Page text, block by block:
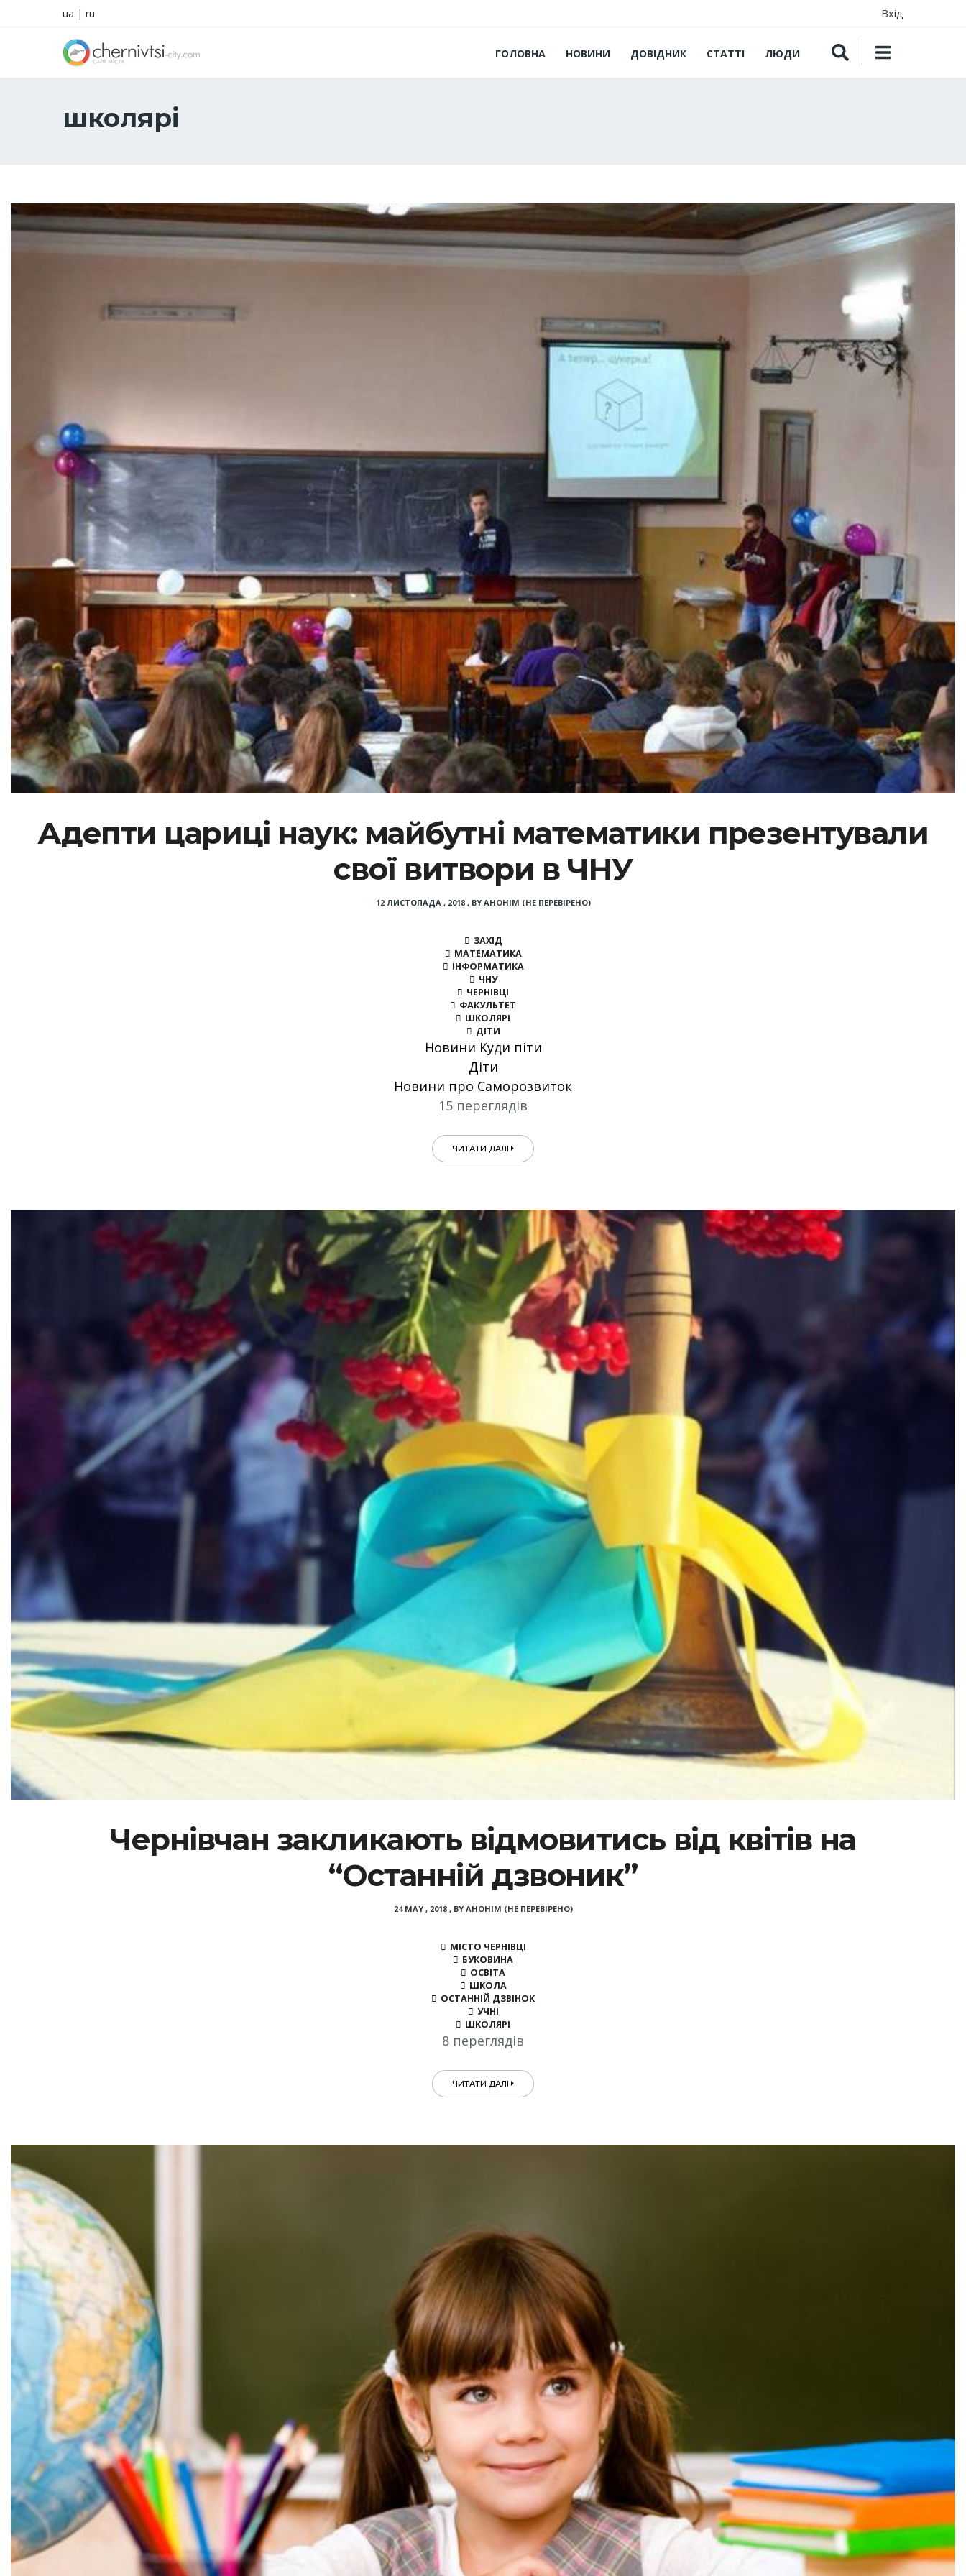
ua | ru Вхід
ГОЛОВНА НОВИНИ ДОВІДНИК СТАТТІ ЛЮДИ
школярі
Адепти цариці наук: майбутні математики презентували
свої витвори в ЧНУ
12 ЛИСТОПАДА , 2018, BY АНОНІМ (НЕ ПЕРЕВІРЕНО)
ЗАХІД
МАТЕМАТИКА
ІНФОРМАТИКА
ЧНУ
ЧЕРНІВЦІ
ФАКУЛЬТЕТ
ШКОЛЯРІ
ДІТИ
Новини Куди піти
Діти
Новини про Саморозвиток
15 переглядів
ЧИТАТИ ДАЛІ
Чернівчан закликають відмовитись від квітів на
“Останній дзвоник”
24 MAY , 2018, BY АНОНІМ (НЕ ПЕРЕВІРЕНО)
МІСТО ЧЕРНІВЦІ
БУКОВИНА
ОСВІТА
ШКОЛА
ОСТАННІЙ ДЗВІНОК
УЧНІ
ШКОЛЯРІ
8 переглядів
ЧИТАТИ ДАЛІ